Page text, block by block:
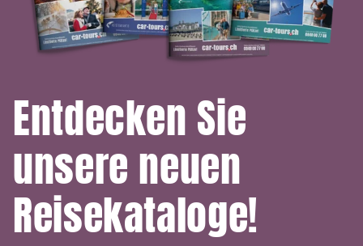
Entdecken Sie
unsere neuen
Reisekataloge!